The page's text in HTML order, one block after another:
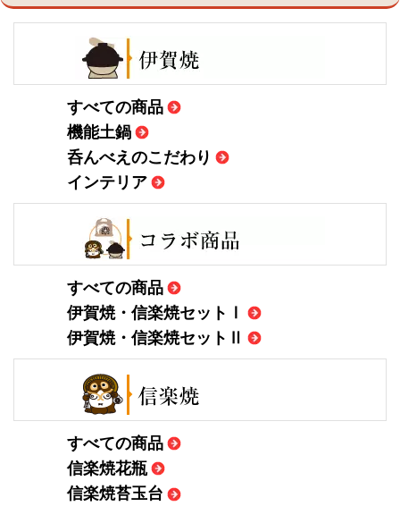
すべての商品
機能土鍋
呑んべえのこだわり
インテリア
すべての商品
伊賀焼・信楽焼セットⅠ
伊賀焼・信楽焼セットⅡ
すべての商品
信楽焼花瓶
信楽焼苔玉台